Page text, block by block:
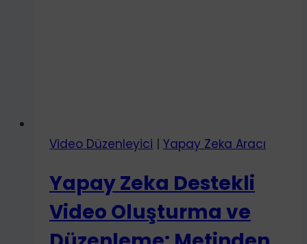
Video Düzenleyici | Yapay Zeka Aracı
Yapay Zeka Destekli
Video Oluşturma ve